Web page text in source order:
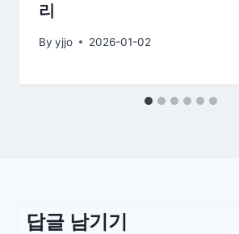
리
By yjjo 2026-01-02
답글 남기기